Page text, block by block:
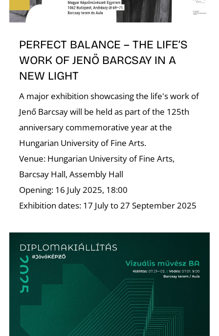
PERFECT BALANCE – THE LIFE’S
WORK OF JENŐ BARCSAY IN A
NEW LIGHT
A major exhibition showcasing the life's work of
Jenő Barcsay will be held as part of the 125th
anniversary commemorative year at the
Hungarian University of Fine Arts.
Venue: Hungarian University of Fine Arts,
Barcsay Hall, Assembly Hall
Opening: 16 July 2025, 18:00
Exhibition dates: 17 July to 27 September 2025